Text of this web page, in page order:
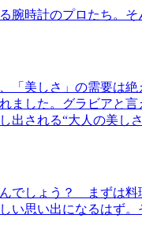
腕時計のプロたち。
「美しさ」の需要は
ました。グラビアと
出される“大人の美し
でしょう？ まずは料
い思い出になるはず